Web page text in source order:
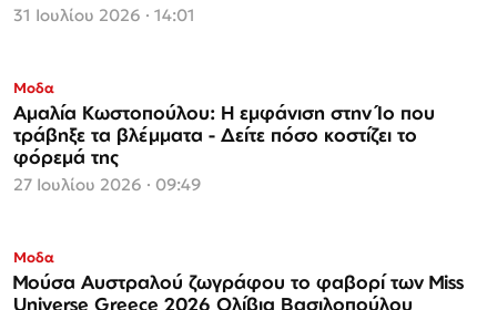
31 Ιουλίου 2026 · 14:01
Μοδα
Αμαλία Κωστοπούλου: Η εμφάνιση στην Ίο που
τράβηξε τα βλέμματα - Δείτε πόσο κοστίζει το
φόρεμά της
27 Ιουλίου 2026 · 09:49
ΜΟΝΟ ΣΤΗΝ
Espresso
Μοδα
Μούσα Αυστραλού ζωγράφου το φαβορί των Miss
Universe Greece 2026 Ολίβια Βασιλοπούλου